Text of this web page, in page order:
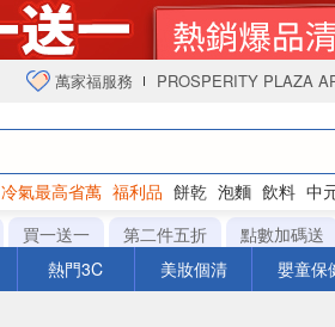
萬家福服務 PROSPERITY PLAZA
冷氣最高省萬 福利品 餅乾 泡麵 飲料 中
買一送一 第二件五折 點數加碼送
熱門3C 美妝個清 嬰童保